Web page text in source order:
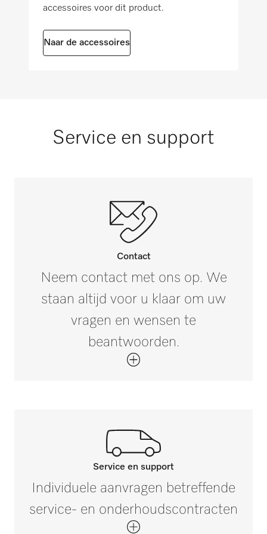
accessoires voor dit product.
Naar de accessoires
Service en support
Contact
Neem contact met ons op. We
staan altijd voor u klaar om uw
vragen en wensen te
beantwoorden.
Neem contact op met onze
experts.
nodig hebben, neem dan contact met ons
Service en support
Individuele aanvragen betreffende
service- en onderhoudscontracten